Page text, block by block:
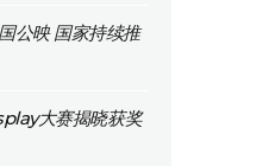
公映 国家持续推
大赛揭晓获奖